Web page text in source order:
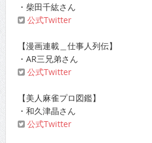
・柴田千紘さん
公式Twitter
【漫画連載＿仕事人列伝】
・AR三兄弟さん
公式Twitter
【美人麻雀プロ図鑑】
・和久津晶さん
公式Twitter